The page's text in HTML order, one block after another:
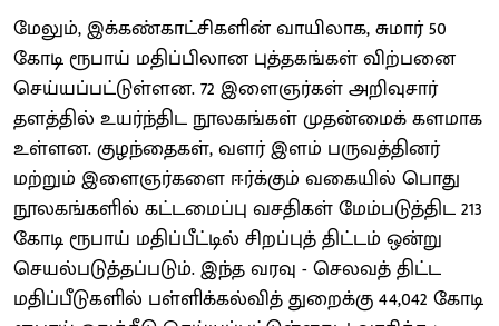
மேலும், இக்கண்காட்சிகளின் வாயிலாக, சுமார் 50
கோடி ரூபாய் மதிப்பிலான புத்தகங்கள் விற்பனை
செய்யப்பட்டுள்ளன. 72 இளைஞர்கள் அறிவுசார்
தளத்தில் உயர்ந்திட நூலகங்கள் முதன்மைக் களமாக
உள்ளன. குழந்தைகள், வளர் இளம் பருவத்தினர்
மற்றும் இளைஞர்களை ஈர்க்கும் வகையில் பொது
நூலகங்களில் கட்டமைப்பு வசதிகள் மேம்படுத்திட 213
கோடி ரூபாய் மதிப்பீட்டில் சிறப்புத் திட்டம் ஒன்று
செயல்படுத்தப்படும். இந்த வரவு - செலவத் திட்ட
மதிப்பீடுகளில் பள்ளிக்கல்வித் துறைக்கு 44,042 கோடி